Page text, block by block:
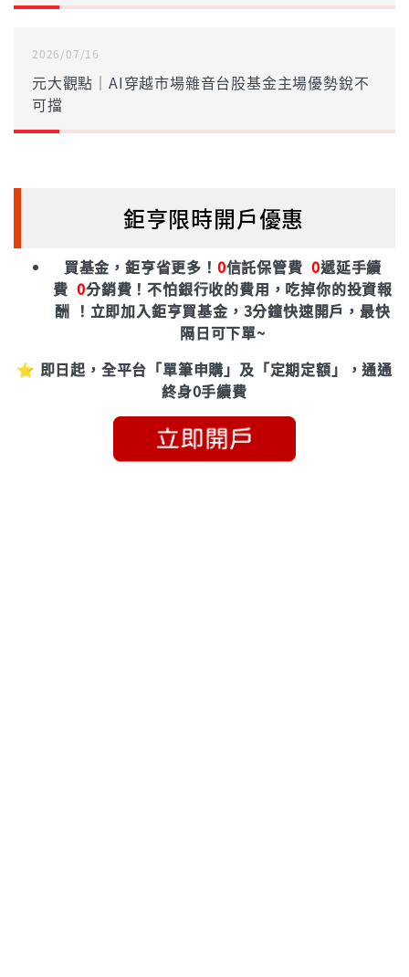
2026/07/16
元大觀點｜AI穿越市場雜音台股基金主場優勢銳不
可擋
鉅亨限時開戶優惠
買基金，鉅亨省更多！ 0信託保管費0遞延手續
費0分銷費！不怕銀行收的費用，吃掉你的投資報
酬 ！立即加入鉅亨買基金，3分鐘快速開戶，最快
隔日可下單~
⭐ 即日起，全平台「單筆申購」及「定期定額」，通通
終身0手續費